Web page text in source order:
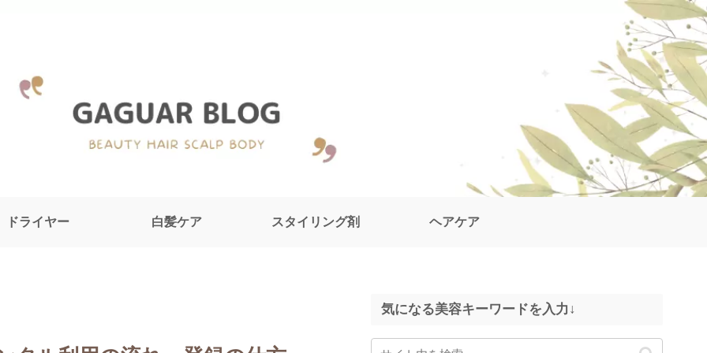
ドライヤー 白髪ケア スタイリング剤 ヘアケア
気になる美容キーワードを入力↓